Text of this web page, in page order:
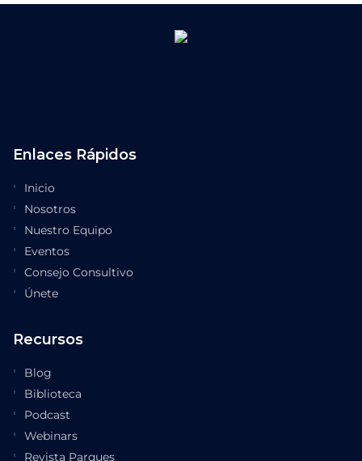
Enlaces Rápidos
Inicio
Nosotros
Nuestro Equipo
Eventos
Consejo Consultivo
Únete
Recursos
Blog
Biblioteca
Podcast
Webinars
Revista Parques